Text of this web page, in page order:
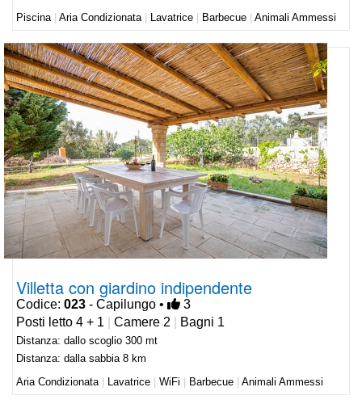
Piscina Aria Condizionata Lavatrice Barbecue Animali Ammessi
Villetta con giardino indipendente
Codice: 023 - Capilungo •
3
Posti letto 4 + 1
Camere 2 Bagni 1
Distanza: dallo scoglio 300 mt
Distanza: dalla sabbia 8 km
Aria Condizionata
Lavatrice WiFi Barbecue Animali Ammessi